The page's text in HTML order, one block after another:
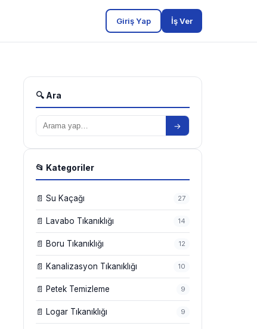
Giriş Yap İş Ver
🔍 Ara
→
📂 Kategoriler
📄 Su Kaçağı 27
📄 Lavabo Tıkanıklığı 14
📄 Boru Tıkanıklığı 12
📄 Kanalizasyon Tıkanıklığı 10
📄 Petek Temizleme 9
📄 Logar Tıkanıklığı 9